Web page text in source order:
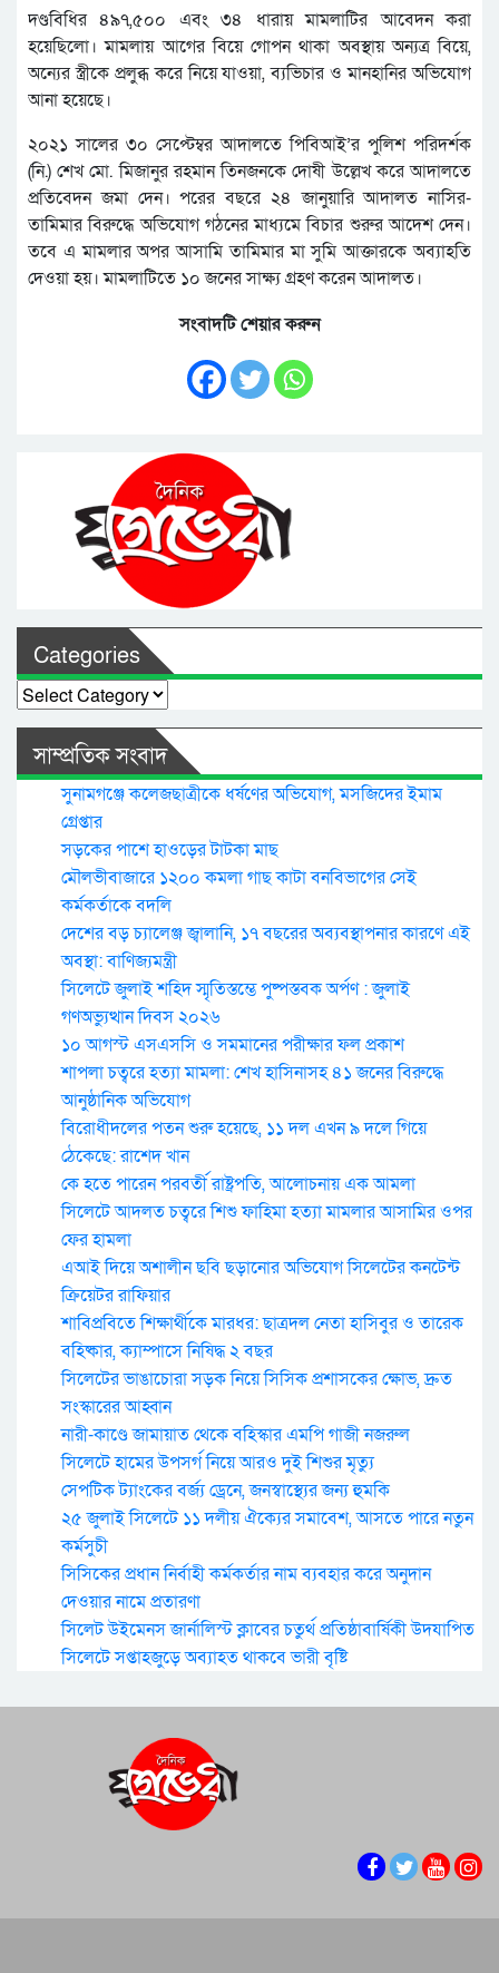
দণ্ডবিধির ৪৯৭,৫০০ এবং ৩৪ ধারায় মামলাটির আবেদন করা
হয়েছিলো। মামলায় আগের বিয়ে গোপন থাকা অবস্থায় অন্যত্র বিয়ে,
অন্যের স্ত্রীকে প্রলুব্ধ করে নিয়ে যাওয়া, ব্যভিচার ও মানহানির অভিযোগ
আনা হয়েছে।
২০২১ সালের ৩০ সেপ্টেম্বর আদালতে পিবিআই’র পুলিশ পরিদর্শক
(নি.) শেখ মো. মিজানুর রহমান তিনজনকে দোষী উল্লেখ করে আদালতে
প্রতিবেদন জমা দেন। পরের বছরে ২৪ জানুয়ারি আদালত নাসির-
তামিমার বিরুদ্ধে অভিযোগ গঠনের মাধ্যমে বিচার শুরুর আদেশ দেন।
তবে এ মামলার অপর আসামি তামিমার মা সুমি আক্তারকে অব্যাহতি
দেওয়া হয়। মামলাটিতে ১০ জনের সাক্ষ্য গ্রহণ করেন আদালত।
সংবাদটি শেয়ার করুন
Categories
Categories
সাম্প্রতিক সংবাদ
সুনামগঞ্জে কলেজছাত্রীকে ধর্ষণের অভিযোগ, মসজিদের ইমাম
গ্রেপ্তার
সড়কের পাশে হাওড়ের টাটকা মাছ
মৌলভীবাজারে ১২০০ কমলা গাছ কাটা বনবিভাগের সেই
কর্মকর্তাকে বদলি
দেশের বড় চ্যালেঞ্জ জ্বালানি, ১৭ বছরের অব্যবস্থাপনার কারণে এই
অবস্থা: বাণিজ্যমন্ত্রী
সিলেটে জুলাই শহিদ স্মৃতিস্তম্ভে পুষ্পস্তবক অর্পণ : জুলাই
গণঅভ্যুত্থান দিবস ২০২৬
১০ আগস্ট এসএসসি ও সমমানের পরীক্ষার ফল প্রকাশ
শাপলা চত্বরে হত্যা মামলা: শেখ হাসিনাসহ ৪১ জনের বিরুদ্ধে
আনুষ্ঠানিক অভিযোগ
বিরোধীদলের পতন শুরু হয়েছে, ১১ দল এখন ৯ দলে গিয়ে
ঠেকেছে: রাশেদ খান
কে হতে পারেন পরবর্তী রাষ্ট্রপতি, আলোচনায় এক আমলা
সিলেটে আদলত চত্বরে শিশু ফাহিমা হত্যা মামলার আসামির ওপর
ফের হামলা
এআই দিয়ে অশালীন ছবি ছড়ানোর অভিযোগ সিলেটের কনটেন্ট
ক্রিয়েটর রাফিয়ার
শাবিপ্রবিতে শিক্ষার্থীকে মারধর: ছাত্রদল নেতা হাসিবুর ও তারেক
বহিষ্কার, ক্যাম্পাসে নিষিদ্ধ ২ বছর
সিলেটের ভাঙাচোরা সড়ক নিয়ে সিসিক প্রশাসকের ক্ষোভ, দ্রুত
সংস্কারের আহ্বান
নারী-কাণ্ডে জামায়াত থেকে বহিস্কার এমপি গাজী নজরুল
সিলেটে হামের উপসর্গ নিয়ে আরও দুই শিশুর মৃত্যু
সেপটিক ট্যাংকের বর্জ্য ড্রেনে, জনস্বাস্থ্যের জন্য হুমকি
২৫ জুলাই সিলেটে ১১ দলীয় ঐক্যের সমাবেশ, আসতে পারে নতুন
কর্মসুচী
সিসিকের প্রধান নির্বাহী কর্মকর্তার নাম ব্যবহার করে অনুদান
দেওয়ার নামে প্রতারণা
সিলেট উইমেনস জার্নালিস্ট ক্লাবের চতুর্থ প্রতিষ্ঠাবার্ষিকী উদযাপিত
সিলেটে সপ্তাহজুড়ে অব্যাহত থাকবে ভারী বৃষ্টি